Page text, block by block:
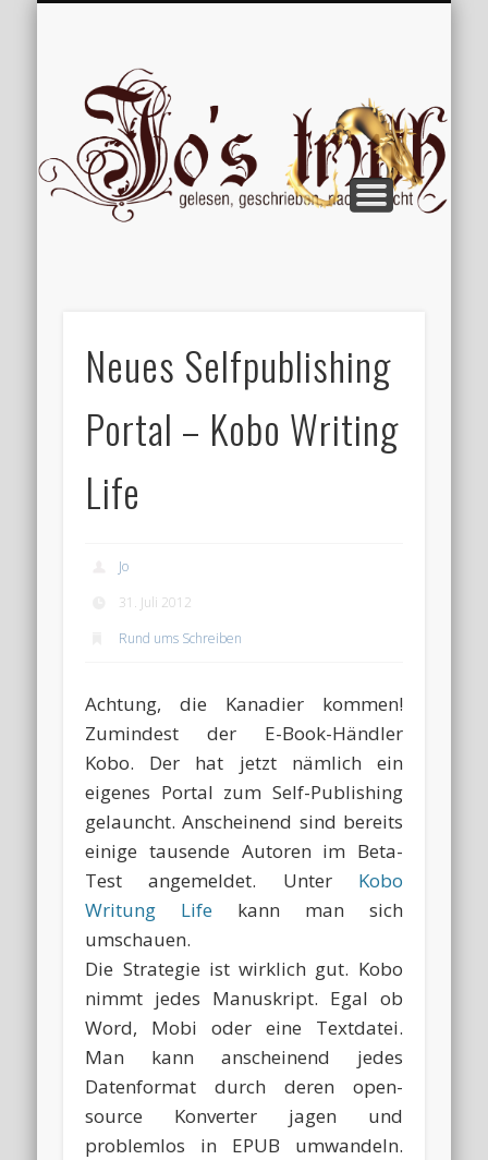
Neues Selfpublishing
Portal – Kobo Writing
Life
Jo
31. Juli 2012
Rund ums Schreiben
Achtung, die Kanadier kommen!
Zumindest der E-Book-Händler
Kobo. Der hat jetzt nämlich ein
eigenes Portal zum Self-Publishing
gelauncht. Anscheinend sind bereits
einige tausende Autoren im Beta-
Test angemeldet. Unter Kobo
Writung Life kann man sich
umschauen.
Die Strategie ist wirklich gut. Kobo
nimmt jedes Manuskript. Egal ob
Word, Mobi oder eine Textdatei.
Man kann anscheinend jedes
Datenformat durch deren open-
source Konverter jagen und
problemlos in EPUB umwandeln.